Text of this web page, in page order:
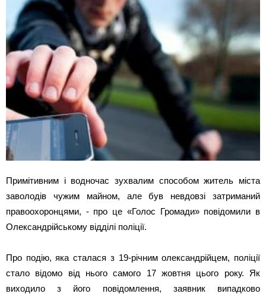
Примітивним і водночас зухвалим способом житель міста
заволодів чужим майном, але був невдовзі затриманий
правоохоронцями, - про це «Голос Громади» повідомили в
Олександрійському відділі поліції.
Про подію, яка сталася з 19-річним олександрійцем, поліції
стало відомо від нього самого 17 жовтня цього року. Як
виходило з його повідомлення, заявник випадково